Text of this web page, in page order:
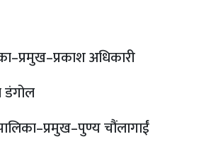
अधिकारी
डंगोल
चौंलागाईं